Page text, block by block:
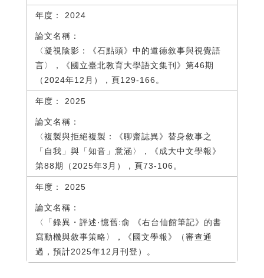
2024
〈凝視陰影：《石點頭》中的道德敘事與視覺語
言〉，《國立臺北教育大學語文集刊》第46期
（2024年12月），頁129-166。
2025
〈複製與拒絕複製：《聊齋誌異》替身敘事之
「自我」與「知音」意涵〉，《成大中文學報》
第88期（2025年3月），頁73-106。
2025
〈「錄異・評述·憶舊:俞 《右台仙館筆記》的書
寫動機與敘事策略〉，《國文學報》（審查通
過，預計2025年12月刊登）。